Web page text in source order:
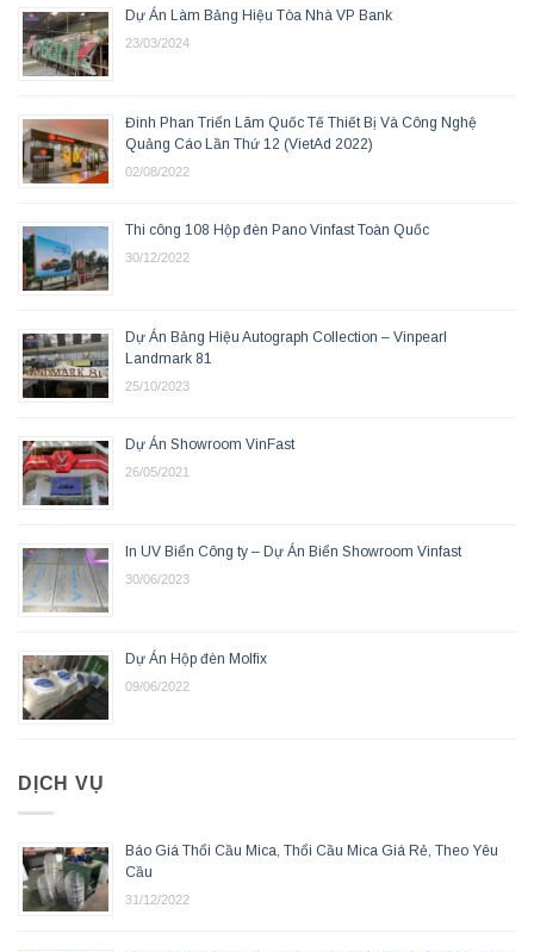
Dự Án Làm Bảng Hiệu Tòa Nhà VP Bank
23/03/2024
Đinh Phan Triển Lãm Quốc Tế Thiết Bị Và Công Nghệ
Quảng Cáo Lần Thứ 12 (VietAd 2022)
02/08/2022
Thi công 108 Hộp đèn Pano Vinfast Toàn Quốc
30/12/2022
Dự Án Bảng Hiệu Autograph Collection – Vinpearl
Landmark 81
25/10/2023
Dự Án Showroom VinFast
26/05/2021
In UV Biển Công ty – Dự Án Biển Showroom Vinfast
30/06/2023
Dự Án Hộp đèn Molfix
09/06/2022
DỊCH VỤ
Báo Giá Thổi Cầu Mica, Thổi Cầu Mica Giá Rẻ, Theo Yêu
Cầu
31/12/2022